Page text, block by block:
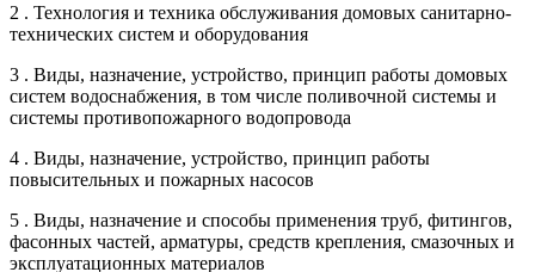
2 . Технология и техника обслуживания домовых санитарно-
технических систем и оборудования
3 . Виды, назначение, устройство, принцип работы домовых
систем водоснабжения, в том числе поливочной системы и
системы противопожарного водопровода
4 . Виды, назначение, устройство, принцип работы
повысительных и пожарных насосов
5 . Виды, назначение и способы применения труб, фитингов,
фасонных частей, арматуры, средств крепления, смазочных и
эксплуатационных материалов